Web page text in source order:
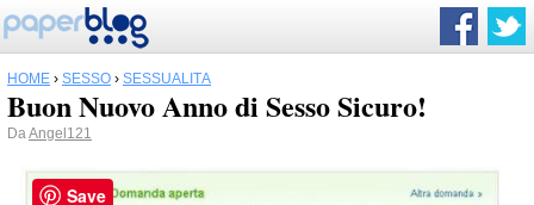
HOME › SESSO › SESSUALITÀ
Buon Nuovo Anno di Sesso Sicuro!
DaAngel121
Save